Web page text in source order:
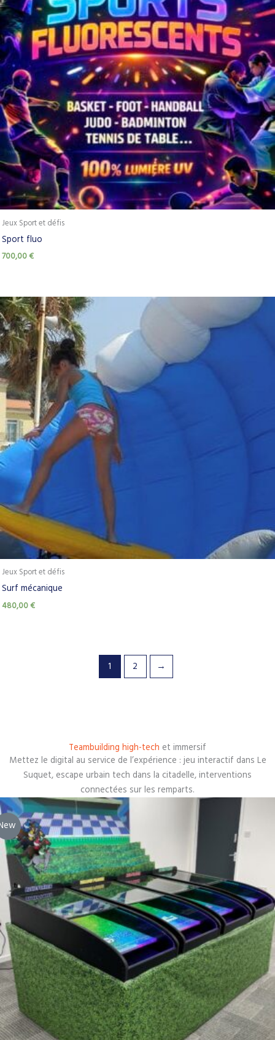
Jeux Sport et défis
Sport fluo
700,00€
Jeux Sport et défis
Surf mécanique
480,00€
1 2 →
Teambuilding high-tech et immersif
Mettez le digital au service de l’expérience : jeu interactif dans Le
Suquet, escape urbain tech dans la citadelle, interventions
connectées sur les remparts.